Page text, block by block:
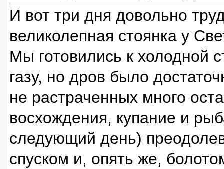
И вот три дня довольно
великолепная стоянка у
Мы готовились к холодной
газу, но дров было
не растраченных много
восхождения, купание и
следующий день)
спуском и, опять же,